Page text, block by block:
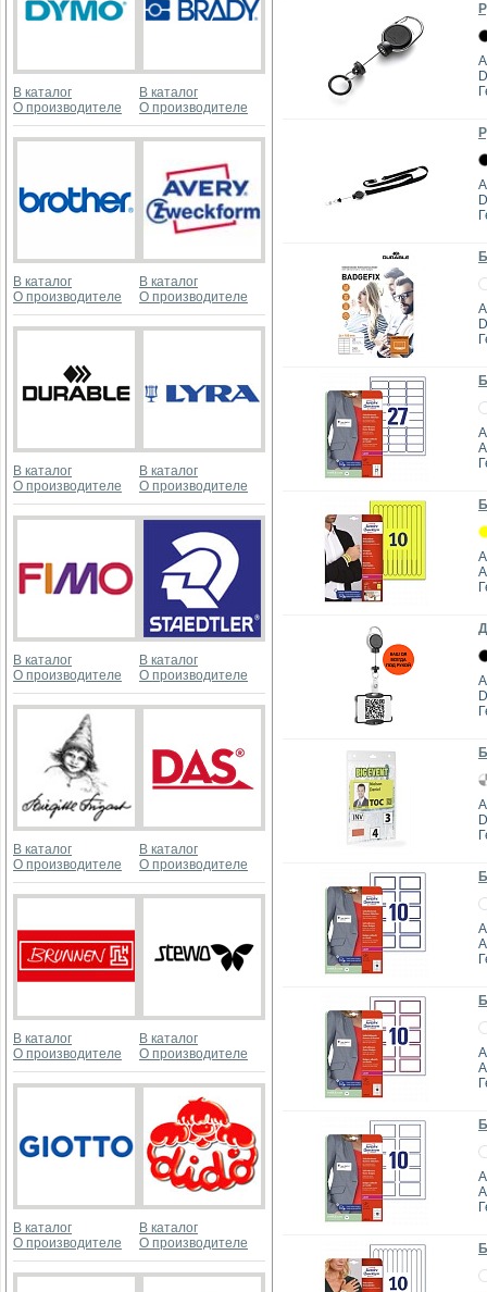
В каталог
О производителе
В каталог
О производителе
В каталог
О производителе
В каталог
О производителе
В каталог
О производителе
В каталог
О производителе
В каталог
О производителе
В каталог
О производителе
В каталог
О производителе
В каталог
О производителе
В каталог
О производителе
В каталог
О производителе
В каталог
О производителе
В каталог
О производителе